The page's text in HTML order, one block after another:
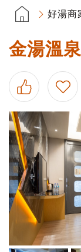
好湯商
金湯溫